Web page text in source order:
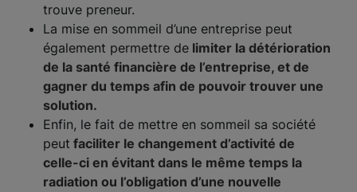
trouve preneur.
La mise en sommeil d’une entreprise peut
également permettre de limiter la détérioration
de la santé financière de l’entreprise, et de
gagner du temps afin de pouvoir trouver une
solution.
Enfin, le fait de mettre en sommeil sa société
peut faciliter le changement d’activité de
celle-ci en évitant dans le même temps la
radiation ou l’obligation d’une nouvelle